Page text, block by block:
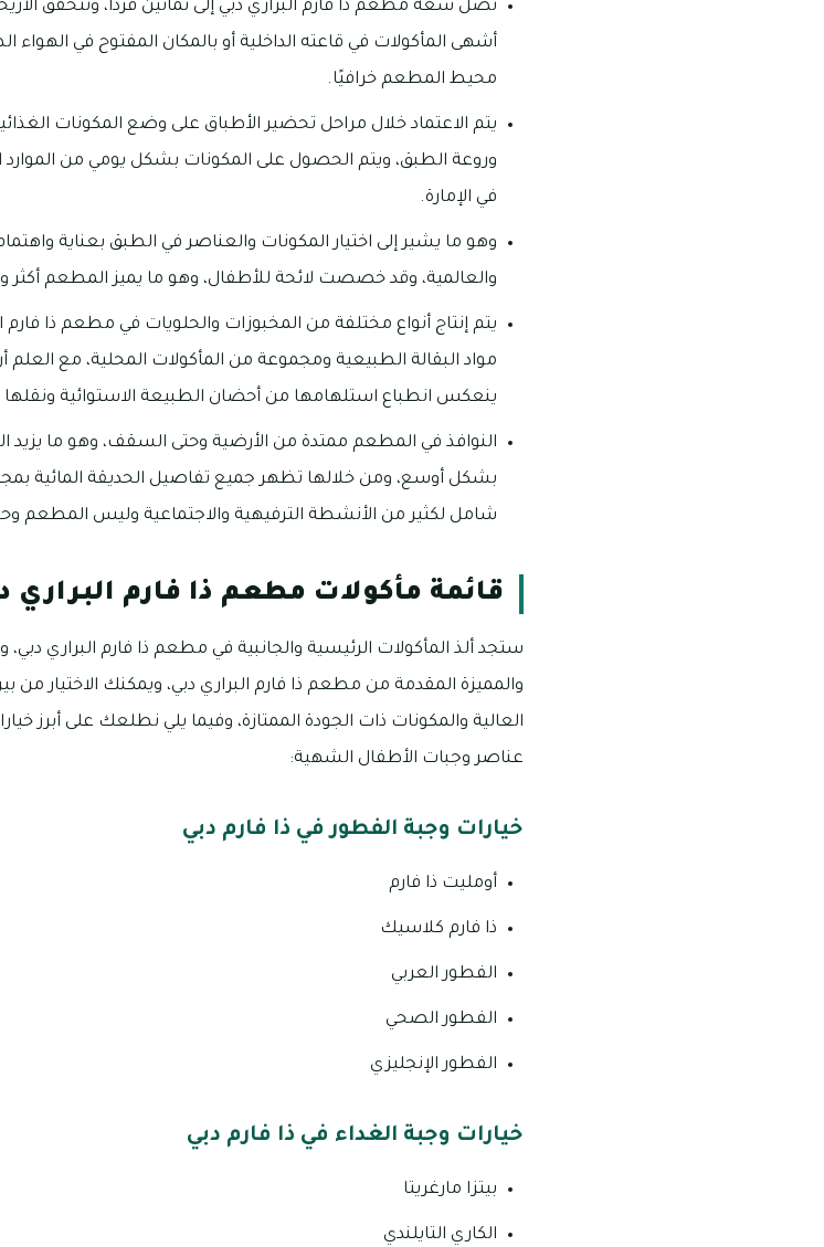
تصل سعة مطعم ذا فارم البراري دبي إلى ثمانين فردًا، وتتحقق
أشهى المأكولات في قاعته الداخلية أو بالمكان المفتوح في الهواء
محيط المطعم خرافيًا.
يتم الاعتماد خلال مراحل تحضير الأطباق على وضع المكونات
وروعة الطبق، ويتم الحصول على المكونات بشكل يومي من الموارد
في الإمارة.
وهو ما يشير إلى اختيار المكونات والعناصر في الطبق بعناية
والعالمية، وقد خصصت لائحة للأطفال، وهو ما يميز المطعم أكثر
يتم إنتاج أنواع مختلفة من المخبوزات والحلويات في مطعم ذا
مواد البقالة الطبيعية ومجموعة من المأكولات المحلية، مع
ينعكس انطباع استلهامها من أحضان الطبيعة الاستوائية ونقلها
النوافذ في المطعم ممتدة من الأرضية وحتى السقف، وهو ما يزيد
بشكل أوسع، ومن خلالها تظهر جميع تفاصيل الحديقة المائية
شامل لكثير من الأنشطة الترفيهية والاجتماعية وليس
قائمة مأكولات مطعم ذا فارم البراري
ستجد ألذ المأكولات الرئيسية والجانبية في مطعم ذا فارم البراري
والمميزة المقدمة من مطعم ذا فارم البراري دبي، ويمكنك الاختيار من بين
العالية والمكونات ذات الجودة الممتازة، وفيما يلي نطلعك على أبرز
عناصر وجبات الأطفال الشهية:
خيارات وجبة الفطور في ذا فارم دبي
أومليت ذا فارم
ذا فارم كلاسيك
الفطور العربي
الفطور الصحي
الفطور الإنجليزي
خيارات وجبة الغداء في ذا فارم دبي
بيتزا مارغريتا
الكاري التايلندي